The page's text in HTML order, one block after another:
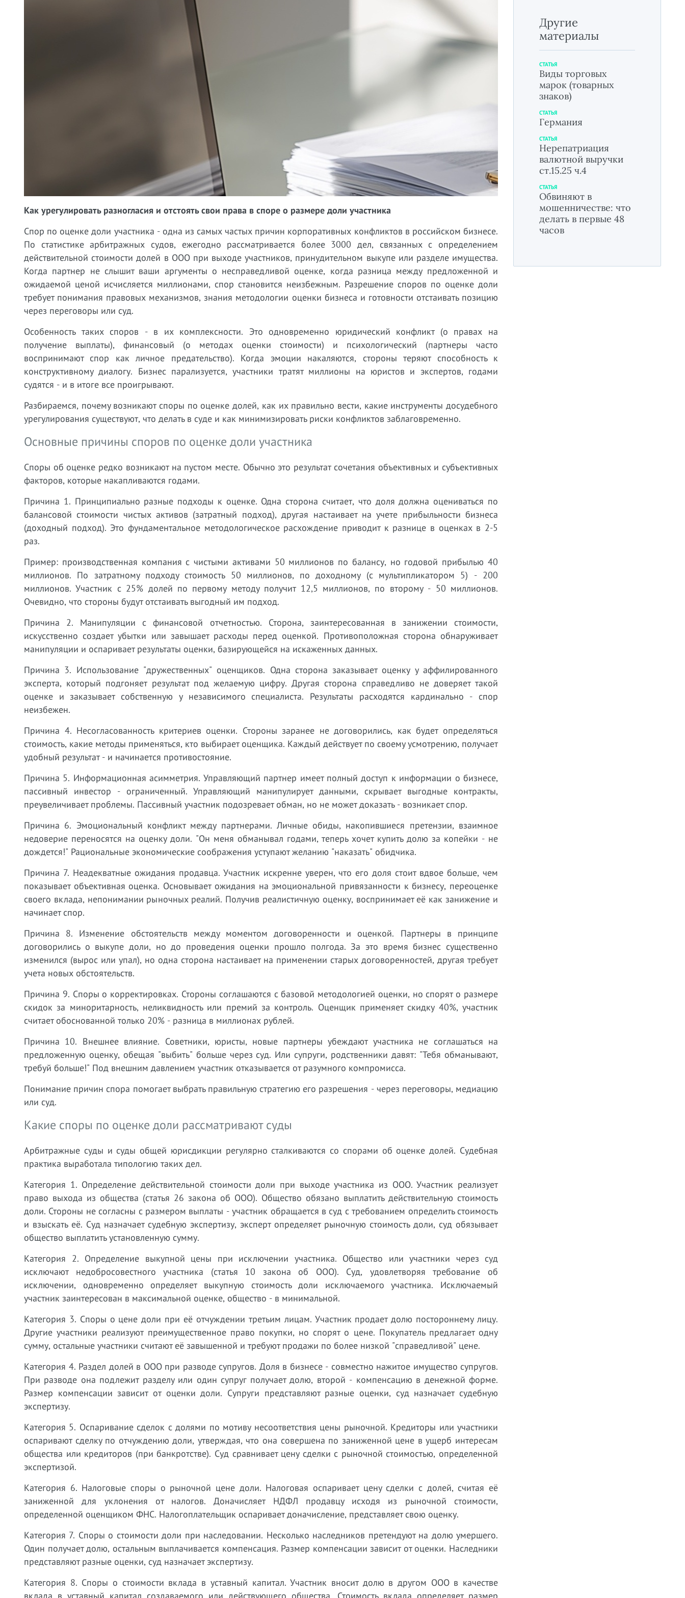
Как урегулировать разногласия и отстоять свои права в споре о размере доли участника
Спор по оценке доли участника - одна из самых частых причин корпоративных конфликтов в российском бизнесе.
По статистике арбитражных судов, ежегодно рассматривается более 3000 дел, связанных с определением
действительной стоимости долей в ООО при выходе участников, принудительном выкупе или разделе имущества.
Когда партнер не слышит ваши аргументы о несправедливой оценке, когда разница между предложенной и
ожидаемой ценой исчисляется миллионами, спор становится неизбежным. Разрешение споров по оценке доли
требует понимания правовых механизмов, знания методологии оценки бизнеса и готовности отстаивать позицию
через переговоры или суд.
Особенность таких споров - в их комплексности. Это одновременно юридический конфликт (о правах на
получение выплаты), финансовый (о методах оценки стоимости) и психологический (партнеры часто
воспринимают спор как личное предательство). Когда эмоции накаляются, стороны теряют способность к
конструктивному диалогу. Бизнес парализуется, участники тратят миллионы на юристов и экспертов, годами
судятся - и в итоге все проигрывают.
Разбираемся, почему возникают споры по оценке долей, как их правильно вести, какие инструменты досудебного
урегулирования существуют, что делать в суде и как минимизировать риски конфликтов заблаговременно.
Основные причины споров по оценке доли участника
Споры об оценке редко возникают на пустом месте. Обычно это результат сочетания объективных и субъективных
факторов, которые накапливаются годами.
Причина 1. Принципиально разные подходы к оценке. Одна сторона считает, что доля должна оцениваться по
балансовой стоимости чистых активов (затратный подход), другая настаивает на учете прибыльности бизнеса
(доходный подход). Это фундаментальное методологическое расхождение приводит к разнице в оценках в 2-5
раз.
Пример: производственная компания с чистыми активами 50 миллионов по балансу, но годовой прибылью 40
миллионов. По затратному подходу стоимость 50 миллионов, по доходному (с мультипликатором 5) - 200
миллионов. Участник с 25% долей по первому методу получит 12,5 миллионов, по второму - 50 миллионов.
Очевидно, что стороны будут отстаивать выгодный им подход.
Причина 2. Манипуляции с финансовой отчетностью. Сторона, заинтересованная в занижении стоимости,
искусственно создает убытки или завышает расходы перед оценкой. Противоположная сторона обнаруживает
манипуляции и оспаривает результаты оценки, базирующейся на искаженных данных.
Причина 3. Использование "дружественных" оценщиков. Одна сторона заказывает оценку у аффилированного
эксперта, который подгоняет результат под желаемую цифру. Другая сторона справедливо не доверяет такой
оценке и заказывает собственную у независимого специалиста. Результаты расходятся кардинально - спор
неизбежен.
Причина 4. Несогласованность критериев оценки. Стороны заранее не договорились, как будет определяться
стоимость, какие методы применяться, кто выбирает оценщика. Каждый действует по своему усмотрению, получает
удобный результат - и начинается противостояние.
Причина 5. Информационная асимметрия. Управляющий партнер имеет полный доступ к информации о бизнесе,
пассивный инвестор - ограниченный. Управляющий манипулирует данными, скрывает выгодные контракты,
преувеличивает проблемы. Пассивный участник подозревает обман, но не может доказать - возникает спор.
Причина 6. Эмоциональный конфликт между партнерами. Личные обиды, накопившиеся претензии, взаимное
недоверие переносятся на оценку доли. "Он меня обманывал годами, теперь хочет купить долю за копейки - не
дождется!" Рациональные экономические соображения уступают желанию "наказать" обидчика.
Причина 7. Неадекватные ожидания продавца. Участник искренне уверен, что его доля стоит вдвое больше, чем
показывает объективная оценка. Основывает ожидания на эмоциональной привязанности к бизнесу, переоценке
своего вклада, непонимании рыночных реалий. Получив реалистичную оценку, воспринимает её как занижение и
начинает спор.
Причина 8. Изменение обстоятельств между моментом договоренности и оценкой. Партнеры в принципе
договорились о выкупе доли, но до проведения оценки прошло полгода. За это время бизнес существенно
изменился (вырос или упал), но одна сторона настаивает на применении старых договоренностей, другая требует
учета новых обстоятельств.
Причина 9. Споры о корректировках. Стороны соглашаются с базовой методологией оценки, но спорят о размере
скидок за миноритарность, неликвидность или премий за контроль. Оценщик применяет скидку 40%, участник
считает обоснованной только 20% - разница в миллионах рублей.
Причина 10. Внешнее влияние. Советники, юристы, новые партнеры убеждают участника не соглашаться на
предложенную оценку, обещая "выбить" больше через суд. Или супруги, родственники давят: "Тебя обманывают,
требуй больше!" Под внешним давлением участник отказывается от разумного компромисса.
Понимание причин спора помогает выбрать правильную стратегию его разрешения - через переговоры, медиацию
или суд.
Какие споры по оценке доли рассматривают суды
Арбитражные суды и суды общей юрисдикции регулярно сталкиваются со спорами об оценке долей. Судебная
практика выработала типологию таких дел.
Категория 1. Определение действительной стоимости доли при выходе участника из ООО. Участник реализует
право выхода из общества (статья 26 закона об ООО). Общество обязано выплатить действительную стоимость
доли. Стороны не согласны с размером выплаты - участник обращается в суд с требованием определить стоимость
и взыскать её. Суд назначает судебную экспертизу, эксперт определяет рыночную стоимость доли, суд обязывает
общество выплатить установленную сумму.
Категория 2. Определение выкупной цены при исключении участника. Общество или участники через суд
исключают недобросовестного участника (статья 10 закона об ООО). Суд, удовлетворяя требование об
исключении, одновременно определяет выкупную стоимость доли исключаемого участника. Исключаемый
участник заинтересован в максимальной оценке, общество - в минимальной.
Категория 3. Споры о цене доли при её отчуждении третьим лицам. Участник продает долю постороннему лицу.
Другие участники реализуют преимущественное право покупки, но спорят о цене. Покупатель предлагает одну
сумму, остальные участники считают её завышенной и требуют продажи по более низкой "справедливой" цене.
Категория 4. Раздел долей в ООО при разводе супругов. Доля в бизнесе - совместно нажитое имущество супругов.
При разводе она подлежит разделу или один супруг получает долю, второй - компенсацию в денежной форме.
Размер компенсации зависит от оценки доли. Супруги представляют разные оценки, суд назначает судебную
экспертизу.
Категория 5. Оспаривание сделок с долями по мотиву несоответствия цены рыночной. Кредиторы или участники
оспаривают сделку по отчуждению доли, утверждая, что она совершена по заниженной цене в ущерб интересам
общества или кредиторов (при банкротстве). Суд сравнивает цену сделки с рыночной стоимостью, определенной
экспертизой.
Категория 6. Налоговые споры о рыночной цене доли. Налоговая оспаривает цену сделки с долей, считая её
заниженной для уклонения от налогов. Доначисляет НДФЛ продавцу исходя из рыночной стоимости,
определенной оценщиком ФНС. Налогоплательщик оспаривает доначисление, представляет свою оценку.
Категория 7. Споры о стоимости доли при наследовании. Несколько наследников претендуют на долю умершего.
Один получает долю, остальным выплачивается компенсация. Размер компенсации зависит от оценки. Наследники
представляют разные оценки, суд назначает экспертизу.
Категория 8. Споры о стоимости вклада в уставный капитал. Участник вносит долю в другом ООО в качестве
Другие
материалы
СТАТЬЯ
Виды торговых
марок (товарных
знаков)
СТАТЬЯ
Германия
СТАТЬЯ
Нерепатриация
валютной выручки
ст.15.25 ч.4
СТАТЬЯ
Обвиняют в
мошенничестве: что
делать в первые 48
часов